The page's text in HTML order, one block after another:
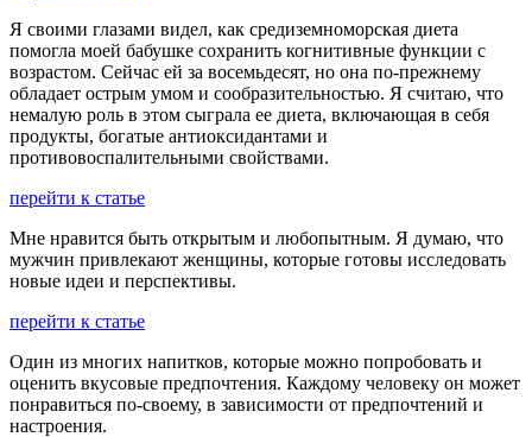
Я своими глазами видел, как средиземноморская диета
помогла моей бабушке сохранить когнитивные функции с
возрастом. Сейчас ей за восемьдесят, но она по-прежнему
обладает острым умом и сообразительностью. Я считаю, что
немалую роль в этом сыграла ее диета, включающая в себя
продукты, богатые антиоксидантами и
противовоспалительными свойствами.
перейти к статье
Мне нравится быть открытым и любопытным. Я думаю, что
мужчин привлекают женщины, которые готовы исследовать
новые идеи и перспективы.
перейти к статье
Один из многих напитков, которые можно попробовать и
оценить вкусовые предпочтения. Каждому человеку он может
понравиться по-своему, в зависимости от предпочтений и
настроения.